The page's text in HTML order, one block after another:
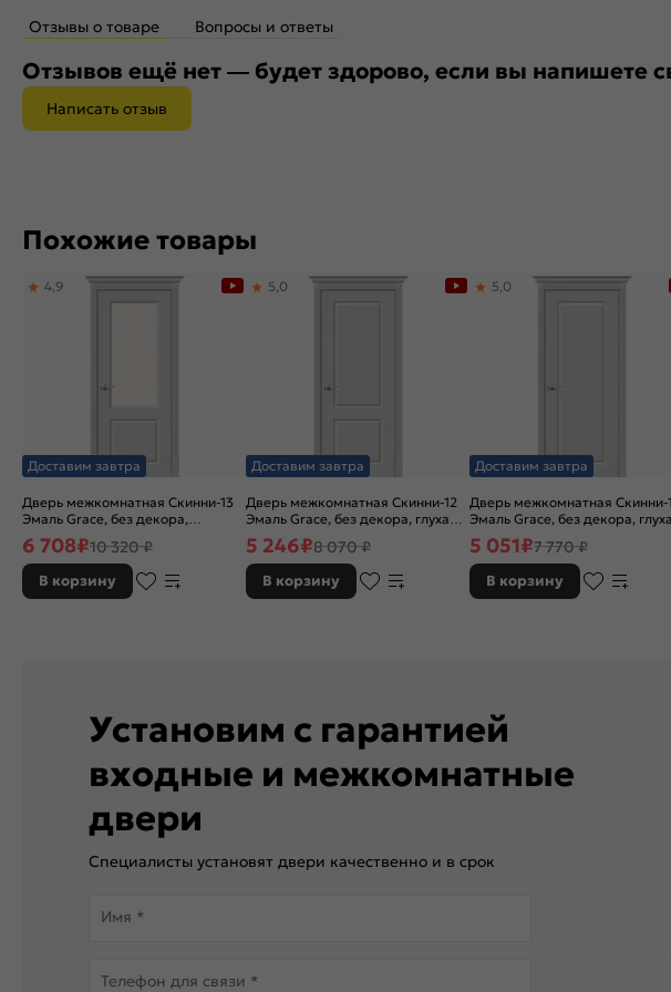
Отзывы о товаре Вопросы и ответы
Отзывов ещё нет — будет здорово, если вы напишете
Написать отзыв
Похожие товары
Доставим завтра
Дверь межкомнатная Скинни-13
Эмаль Grace, без декора,
остекленная, white сrystal, без
кромки, скиновая
4,9
6 708₽10 320 ₽
В корзину
Доставим завтра
Дверь межкомнатная Скинни-12
Эмаль Grace, без декора, глухая,
без стекла, без кромки, скиновая
5,0
5 246₽8 070 ₽
В корзину
Доставим завтра
Дверь межкомнатная Скинни-
Эмаль Grace, без декора,
без стекла, без кромки,
5,0
5 051₽7 770 ₽
В корзину
Установим с гарантией
входные и межкомнатные
двери
Специалисты установят двери качественно и в срок
Имя *
Телефон для связи *